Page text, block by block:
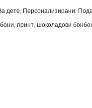
дете, Персонализирани,
, принт, шоколадови